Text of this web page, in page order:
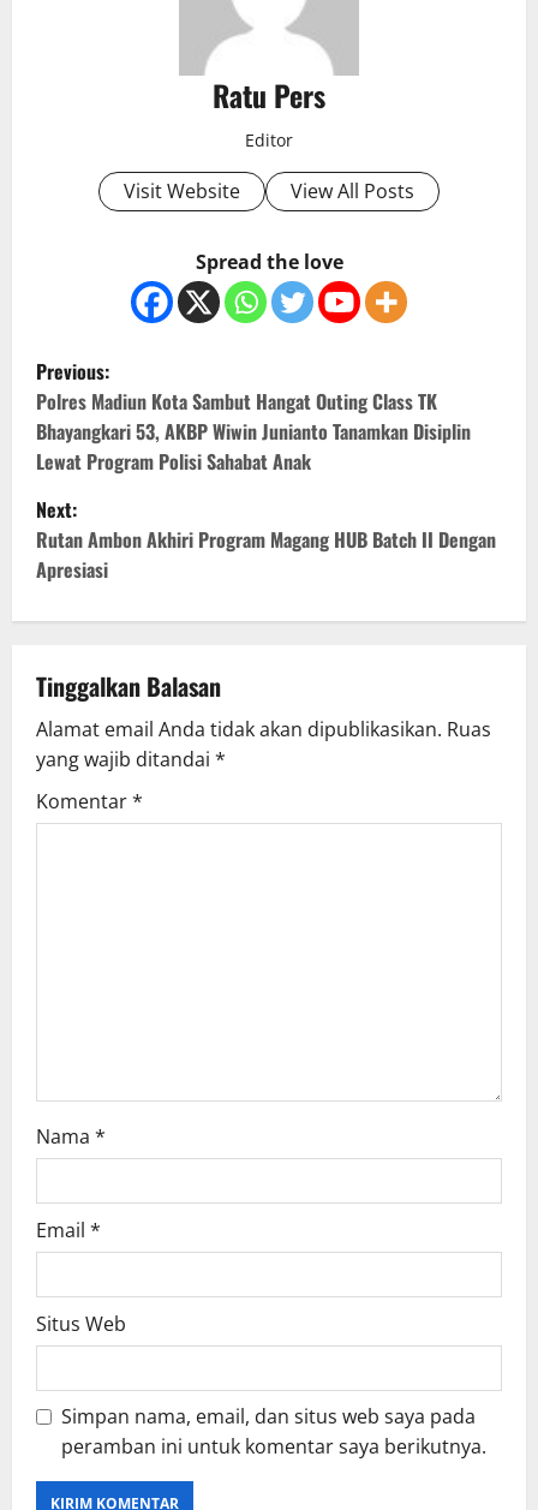
Ratu Pers
Editor
Visit Website View All Posts
Spread the love
P
o
s
t
n
a
v
i
g
a
Previous:
Polres Madiun Kota Sambut Hangat Outing Class TK
Bhayangkari 53, AKBP Wiwin Junianto Tanamkan Disiplin
Lewat Program Polisi Sahabat Anak
Next:
Rutan Ambon Akhiri Program Magang HUB Batch II Dengan
Apresiasi
Tinggalkan Balasan
Alamat email Anda tidak akan dipublikasikan. Ruas
yang wajib ditandai *
Komentar*
Nama *
Email *
Situs Web
Simpan nama, email, dan situs web saya pada
peramban ini untuk komentar saya berikutnya.